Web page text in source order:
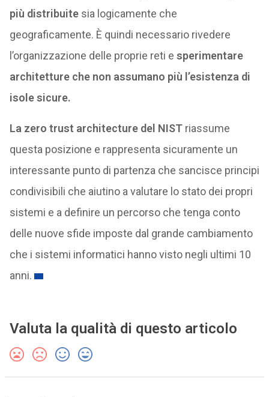
più distribuitesia logicamente che
geograficamente. È quindi necessario rivedere
l’organizzazione delle proprie reti e sperimentare
architetture che non assumano più l’esistenza di
isole sicure.
La zero trust architecture del NISTriassume
questa posizione e rappresenta sicuramente un
interessante punto di partenza che sancisce principi
condivisibili che aiutino a valutare lo stato dei propri
sistemi e a definire un percorso che tenga conto
delle nuove sfide imposte dal grande cambiamento
che i sistemi informatici hanno visto negli ultimi 10
anni.
Valuta la qualità di questo articolo